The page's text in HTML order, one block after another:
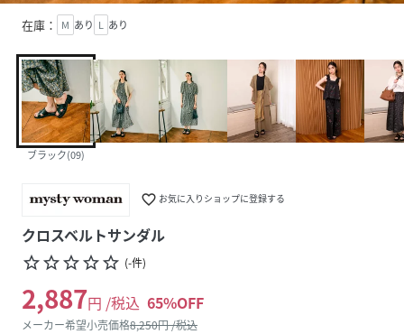
在庫： M あり L あり
ブラック(09)
favorite_border お気に入りショップに登録する
クロスベルトサンダル
star_borderstar_borderstar_borderstar_borderstar_border (-件)
2,887円 /税込 65%OFF
メーカー希望小売価格8,250円 /税込